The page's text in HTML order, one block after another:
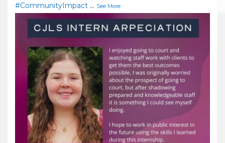
#CommunityImpact ... See More